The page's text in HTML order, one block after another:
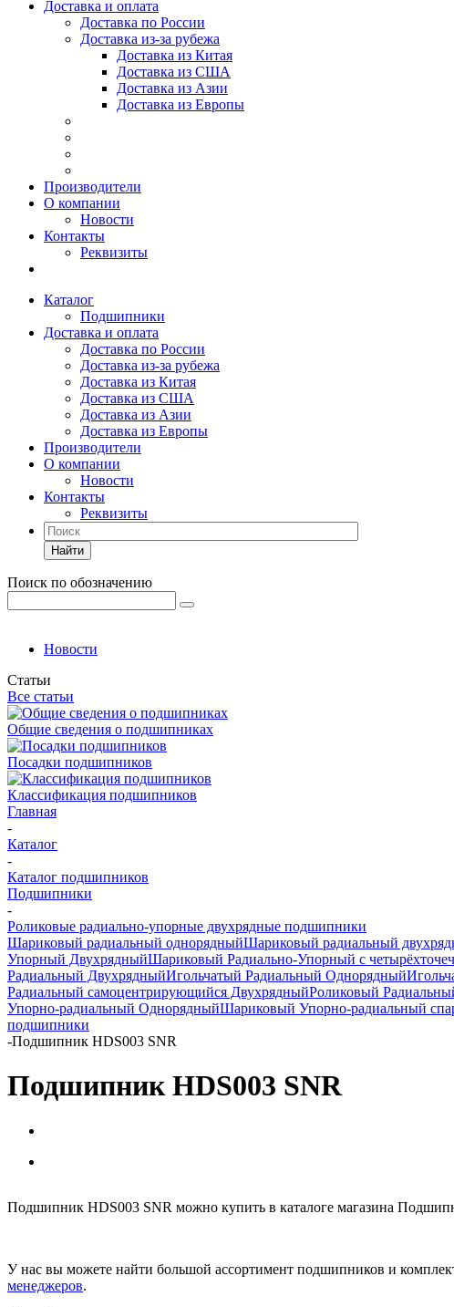
Доставка и оплата
Доставка по России
Доставка из-за рубежа
Доставка из Китая
Доставка из США
Доставка из Азии
Доставка из Европы
Производители
О компании
Новости
Контакты
Реквизиты
Каталог
Подшипники
Доставка и оплата
Доставка по России
Доставка из-за рубежа
Доставка из Китая
Доставка из США
Доставка из Азии
Доставка из Европы
Производители
О компании
Новости
Контакты
Реквизиты
Найти
Поиск по обозначению
Новости
Статьи
Все статьи
Общие сведения о подшипниках
Посадки подшипников
Классификация подшипников
Главная
-
Каталог
-
Каталог подшипников
Подшипники
-
Роликовые радиально-упорные двухрядные подшипники
Шариковый радиальный однорядныйШариковый радиальный
Упорный ДвухрядныйШариковый Радиально-Упорный с
Радиальный ДвухрядныйИгольчатый Радиальный Однорядный
Радиальный самоцентрирующийся ДвухрядныйРоликовый
Упорно-радиальный ОднорядныйШариковый Упорно-радиальный
подшипники
-Подшипник HDS003 SNR
Подшипник HDS003 SNR
Подшипник HDS003 SNR можно купить в каталоге магазина
У нас вы можете найти большой ассортимент подшипников и
менеджеров.